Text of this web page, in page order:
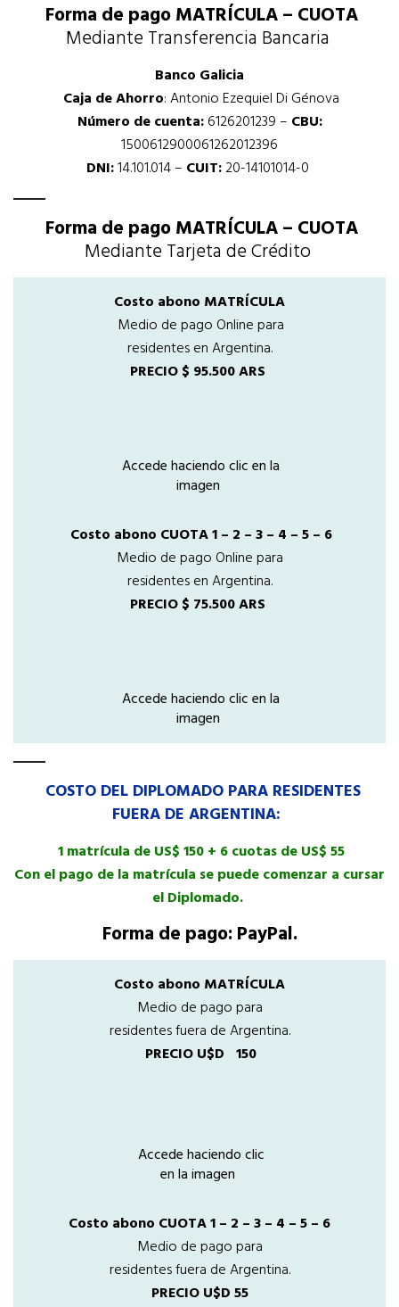
Forma de pago MATRÍCULA – CUOTA
Mediante Transferencia Bancaria
Banco Galicia
Caja de Ahorro: Antonio Ezequiel Di Génova
Número de cuenta:6126201239 – CBU:
1500612900061262012396
DNI:14.101.014 – CUIT:20-14101014-0
Forma de pago MATRÍCULA – CUOTA
Mediante Tarjeta de Crédito
Costo abono MATRÍCULA
Medio de pago Online para
residentes en Argentina.
PRECIO $ 95.500 ARS
Accede haciendo clic en la
imagen
Costo abono CUOTA 1 – 2 – 3 – 4 – 5 – 6
Medio de pago Online para
residentes en Argentina.
PRECIO $ 75.500 ARS
Accede haciendo clic en la
imagen
COSTO DEL DIPLOMADO PARA RESIDENTES
FUERA DE ARGENTINA:
1 matrícula de US$ 150 + 6 cuotas de US$ 55
Con el pago de la matrícula se puede comenzar a cursar
el Diplomado.
Forma de pago: PayPal.
Costo abono MATRÍCULA
Medio de pago para
residentes fuera de Argentina.
PRECIO U$D 150
Accede haciendo clic
en la imagen
Costo abono CUOTA 1 – 2 – 3 – 4 – 5 – 6
Medio de pago para
residentes fuera de Argentina.
PRECIO U$D 55